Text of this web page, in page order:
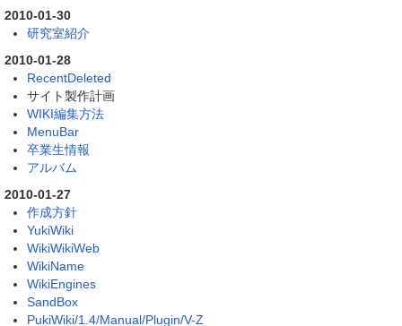
2010-01-30
研究室紹介
2010-01-28
RecentDeleted
サイト製作計画
WIKI編集方法
MenuBar
卒業生情報
アルバム
2010-01-27
作成方針
YukiWiki
WikiWikiWeb
WikiName
WikiEngines
SandBox
PukiWiki/1.4/Manual/Plugin/V-Z